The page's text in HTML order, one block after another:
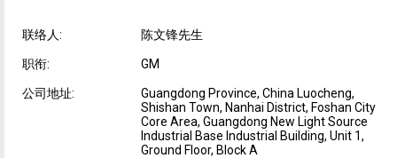
联络人: 陈文锋先生
职衔: GM
公司地址:
Guangdong Province, China Luocheng,
Shishan Town, Nanhai District, Foshan City
Core Area, Guangdong New Light Source
Industrial Base ‌Industrial Building, Unit 1,
Ground Floor, Block A